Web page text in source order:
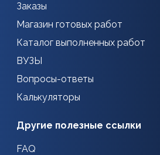
Заказы
Магазин готовых работ
Каталог выполненных работ
ВУЗЫ
Вопросы-ответы
Калькуляторы
Другие полезные ссылки
FAQ